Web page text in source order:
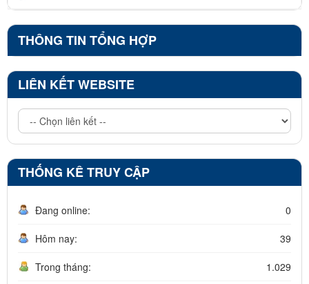
THÔNG TIN TỔNG HỢP
LIÊN KẾT WEBSITE
THỐNG KÊ TRUY CẬP
Đang online: 0
Hôm nay: 39
Trong tháng: 1.029